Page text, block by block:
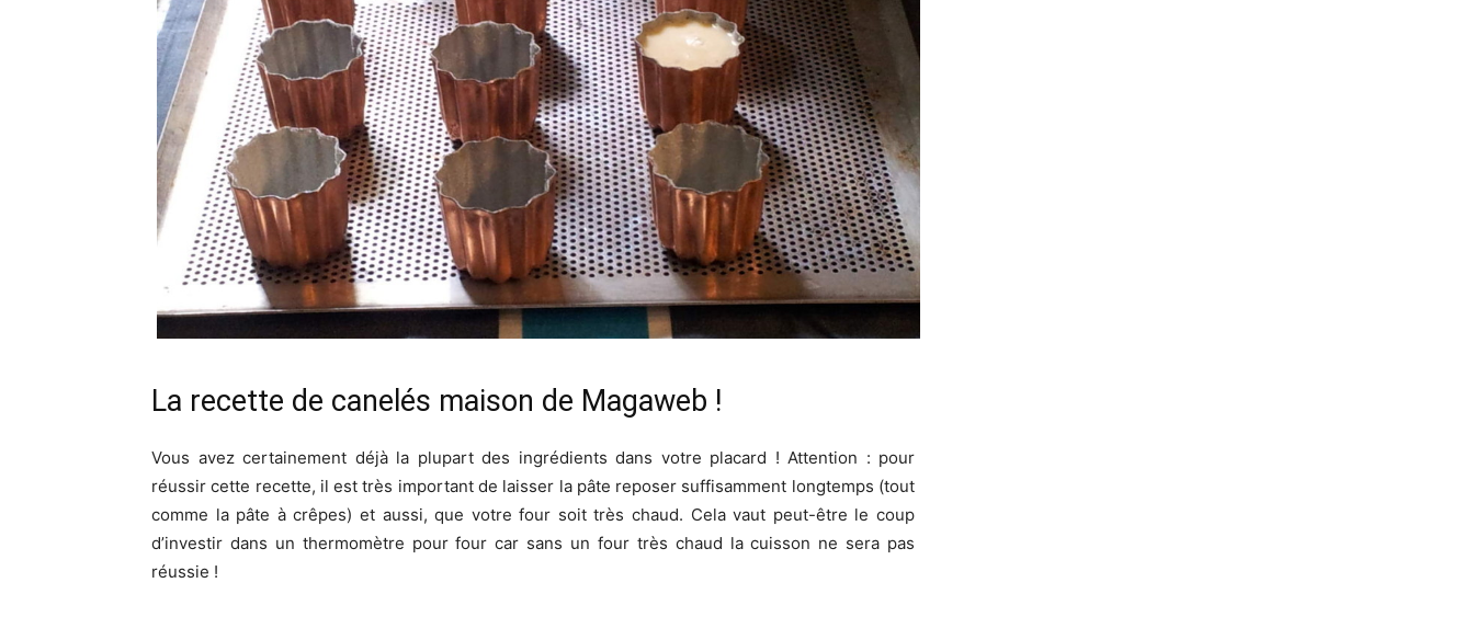
La recette de canelés maison de Magaweb !
Vous avez certainement déjà la plupart des ingrédients dans votre placard ! Attention : pour
réussir cette recette, il est très important de laisser la pâte reposer suffisamment longtemps (tout
comme la pâte à crêpes) et aussi, que votre four soit très chaud. Cela vaut peut-être le coup
d’investir dans un thermomètre pour four car sans un four très chaud la cuisson ne sera pas
réussie !